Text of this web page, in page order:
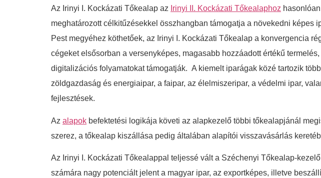
Az Irinyi I. Kockázati Tőkealap az Irinyi II. Kockázati Tőkealaphoz
meghatározott célkitűzésekkel összhangban támogatja a növekedni
Pest megyéhez köthetőek, az Irinyi I. Kockázati Tőkealap a konvergencia
cégeket elsősorban a versenyképes, magasabb hozzáadott értékű
digitalizációs folyamatokat támogatják. A kiemelt iparágak közé tartozik
zöldgazdaság és energiaipar, a faipar, az élelmiszeripar, a védelmi ipar,
fejlesztések.
Az alapok befektetési logikája követi az alapkezelő többi tőkealapjánál
szerez, a tőkealap kiszállása pedig általában alapítói visszavásárlás
Az Irinyi I. Kockázati Tőkealappal teljessé vált a Széchenyi Tőkealap-
számára nagy potenciált jelent a magyar ipar, az exportképes, illetve